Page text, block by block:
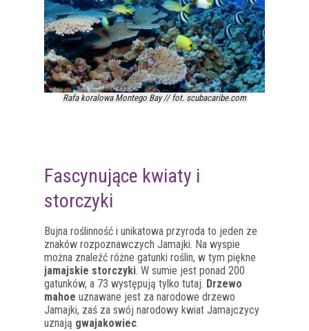
Rafa koralowa Montego Bay // fot. scubacaribe.com
Fascynujące kwiaty i
storczyki
Bujna roślinność i unikatowa przyroda to jeden ze
znaków rozpoznawczych Jamajki. Na wyspie
można znaleźć różne gatunki roślin, w tym piękne
jamajskie storczyki. W sumie jest ponad 200
gatunków, a 73 występują tylko tutaj. Drzewo
mahoe uznawane jest za narodowe drzewo
Jamajki, zaś za swój narodowy kwiat Jamajczycy
uznają gwajakowiec.